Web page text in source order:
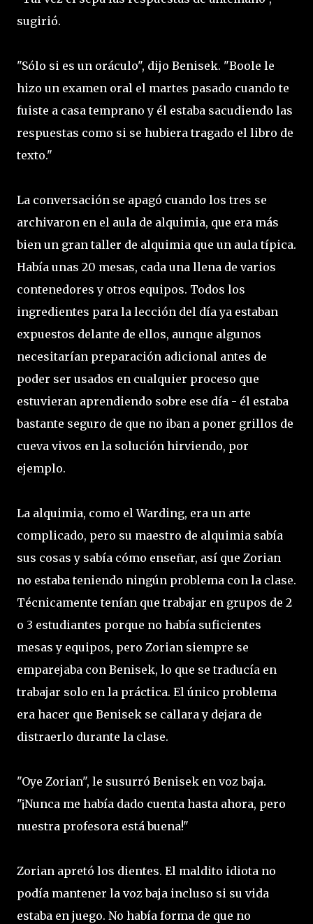
sugirió.
"Sólo si es un oráculo", dijo Benisek. "Boole le
hizo un examen oral el martes pasado cuando te
fuiste a casa temprano y él estaba sacudiendo las
respuestas como si se hubiera tragado el libro de
texto."
La conversación se apagó cuando los tres se
archivaron en el aula de alquimia, que era más
bien un gran taller de alquimia que un aula típica.
Había unas 20 mesas, cada una llena de varios
contenedores y otros equipos. Todos los
ingredientes para la lección del día ya estaban
expuestos delante de ellos, aunque algunos
necesitarían preparación adicional antes de
poder ser usados en cualquier proceso que
estuvieran aprendiendo sobre ese día - él estaba
bastante seguro de que no iban a poner grillos de
cueva vivos en la solución hirviendo, por
ejemplo.
La alquimia, como el Warding, era un arte
complicado, pero su maestro de alquimia sabía
sus cosas y sabía cómo enseñar, así que Zorian
no estaba teniendo ningún problema con la clase.
Técnicamente tenían que trabajar en grupos de 2
o 3 estudiantes porque no había suficientes
mesas y equipos, pero Zorian siempre se
emparejaba con Benisek, lo que se traducía en
trabajar solo en la práctica. El único problema
era hacer que Benisek se callara y dejara de
distraerlo durante la clase.
"Oye Zorian", le susurró Benisek en voz baja.
"¡Nunca me había dado cuenta hasta ahora, pero
nuestra profesora está buena!"
Zorian apretó los dientes. El maldito idiota no
podía mantener la voz baja incluso si su vida
estaba en juego. No había forma de que no